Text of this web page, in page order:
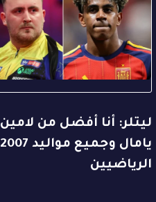
ليتلر: أنا أفضل من لامين
يامال وجميع مواليد 2007
الرياضيين